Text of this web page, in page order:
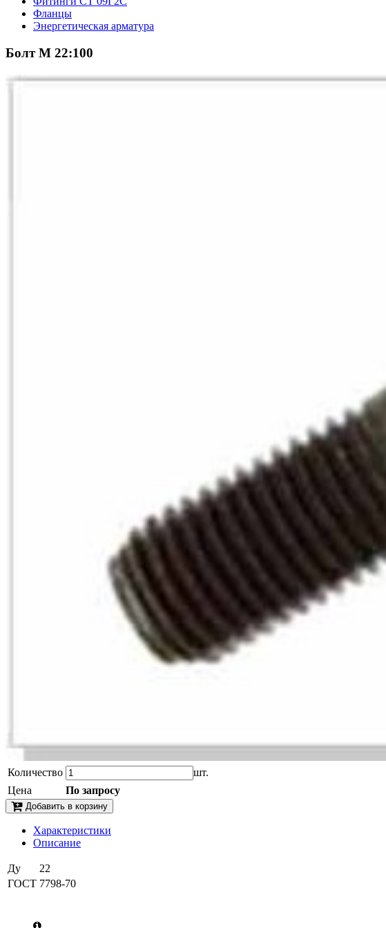
Фланцы
Энергетическая арматура
Болт М 22:100
Количество
шт.
Цена
По запросу
Добавить в корзину
Характеристики
Описание
Ду
22
ГОСТ 7798-70